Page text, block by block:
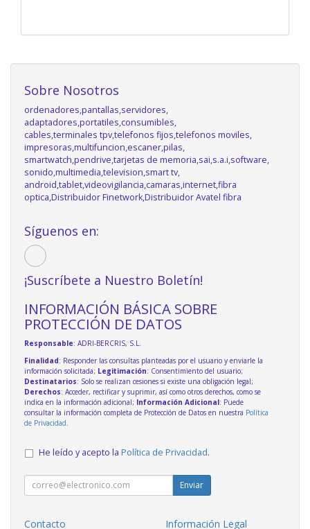
Sobre Nosotros
ordenadores,pantallas,servidores,
adaptadores,portatiles,consumibles,
cables,terminales tpv,telefonos fijos,telefonos moviles,
impresoras,multifuncion,escaner,pilas,
smartwatch,pendrive,tarjetas de memoria,sai,s.a.i,software,
sonido,multimedia,television,smart tv,
android,tablet,videovigilancia,camaras,internet,fibra
optica,Distribuidor Finetwork,Distribuidor Avatel fibra
Síguenos en:
¡Suscríbete a Nuestro Boletín!
INFORMACIÓN BÁSICA SOBRE
PROTECCIÓN DE DATOS
Responsable: ADRI-BERCRIS, S.L.
Finalidad: Responder las consultas planteadas por el usuario y enviarle la
información solicitada; Legitimación: Consentimiento del usuario;
Destinatarios: Solo se realizan cesiones si existe una obligación legal;
Derechos: Acceder, rectificar y suprimir, así como otros derechos, como se
indica en la información adicional; Información Adicional: Puede
consultar la información completa de Protección de Datos en nuestra Política
de Privacidad
He leído y acepto la Política de Privacidad.
Enviar
Contacto Información Legal